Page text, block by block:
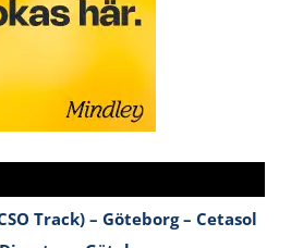
Track) – Göteborg – Cetasol